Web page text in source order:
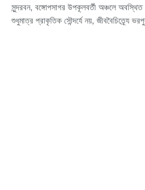
সুন্দরবন, বঙ্গোপসাগর উপকূলবর্তী অঞ্চলে
শুধুমাত্র প্রাকৃতিক সৌন্দর্যে নয়, জীববৈচিত্র্যে